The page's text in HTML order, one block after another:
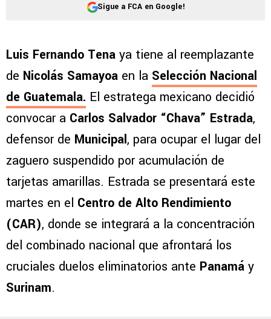
Sigue a FCA en Google!
Luis Fernando Tena ya tiene al reemplazante
de Nicolás Samayoa en la Selección Nacional
de Guatemala. El estratega mexicano decidió
convocar a Carlos Salvador “Chava” Estrada,
defensor de Municipal, para ocupar el lugar del
zaguero suspendido por acumulación de
tarjetas amarillas. Estrada se presentará este
martes en el Centro de Alto Rendimiento
(CAR), donde se integrará a la concentración
del combinado nacional que afrontará los
cruciales duelos eliminatorios ante Panamá y
Surinam.